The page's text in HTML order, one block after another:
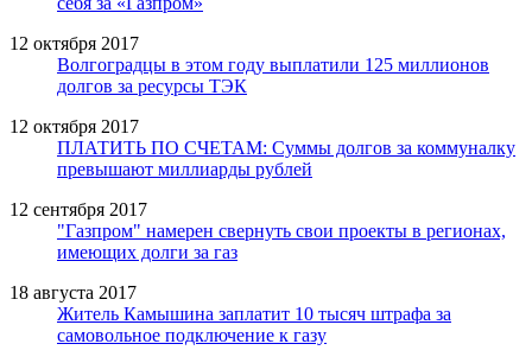
12 октября 2017
Волгоградцы в этом году выплатили 125 миллионов
долгов за ресурсы ТЭК
12 октября 2017
ПЛАТИТЬ ПО СЧЕТАМ: Суммы долгов за коммуналку
превышают миллиарды рублей
12 сентября 2017
"Газпром" намерен свернуть свои проекты в регионах,
имеющих долги за газ
18 августа 2017
Житель Камышина заплатит 10 тысяч штрафа за
самовольное подключение к газу